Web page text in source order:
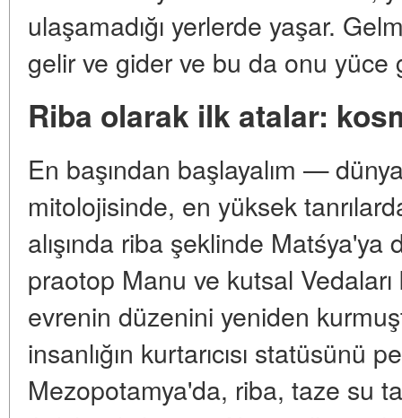
ulaşamadığı yerlerde yaşar.
gelir ve gider ve bu da onu yüce
Riba olarak ilk atalar:
En başından başlayalım —
mitolojisinde, en yüksek
alışında riba şeklinde Matśya'ya
praotop Manu ve kutsal Vedaları
evrenin düzenini yeniden
insanlığın kurtarıcısı statüsünü
Mezopotamya'da, riba, taze su